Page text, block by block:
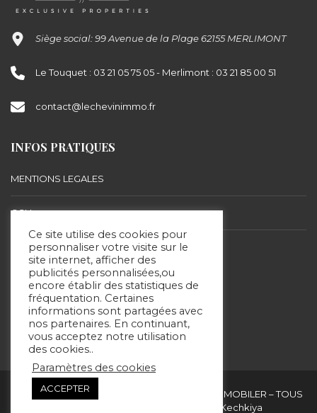
Siège social: 99 Avenue de la Plage 62155 MERLIMONT
Le Touquet : 03 21 05 75 05 - Merlimont : 03 21 85 00 51
contact@lechevinimmo.fr
INFOS PRATIQUES
MENTIONS LEGALES
CGU
BARÈME D’HONORAIRES
SUIVEZ-NOUS
Copyright & copies. 2020 © ERIC LECHEVIN IMMOBILER – TOUS
DROITS RÉSERVÉS - Site réalisé par Kechkiya
Ce site utilise des cookies pour
personnaliser votre visite sur le
site internet, afficher des
publicités personnalisées,ou
encore établir des statistiques de
fréquentation. Certaines
informations sont partagées avec
nos partenaires. En continuant,
vous acceptez notre utilisation
des cookies..
Paramètres des cookies
ACCEPTER